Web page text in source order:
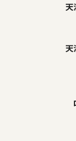
天
天